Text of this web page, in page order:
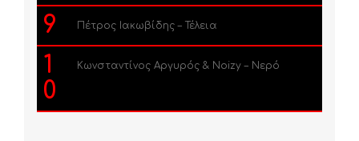
9 Πέτρος Ιακωβίδης – Τέλεια
1
0
Κωνσταντίνος Αργυρός & Noizy – Νερό